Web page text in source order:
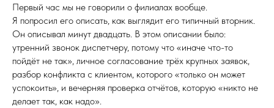
Первый час мы не говорили о филиалах вообще.
Я попросил его описать, как выглядит его типичный вторник.
Он описывал минут двадцать. В этом описании было:
утренний звонок диспетчеру, потому что «иначе что-то
пойдёт не так», личное согласование трёх крупных заявок,
разбор конфликта с клиентом, которого «только он может
успокоить», и вечерняя проверка отчётов, которую «никто не
делает так, как надо».